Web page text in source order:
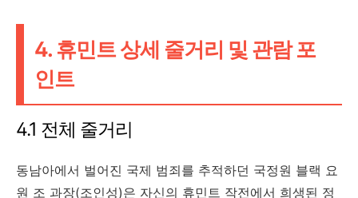
4. 휴민트 상세 줄거리 및 관람 포
인트
4.1 전체 줄거리
동남아에서 벌어진 국제 범죄를 추적하던 국정원 블랙 요
원 조 과장(조인성)은 자신의 휴민트 작전에서 희생된 정